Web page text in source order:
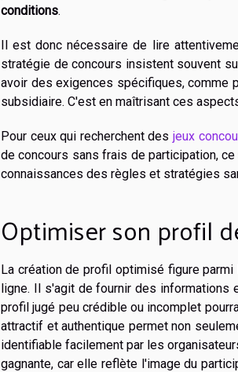
conditions.
Il est donc nécessaire de lire
stratégie de concours insistent souvent
avoir des exigences spécifiques, comme
subsidiaire. C'est en maîtrisant ces
Pour ceux qui recherchent des jeux
de concours sans frais de participation,
connaissances des règles et stratégies
Optimiser son profil
La création de profil optimisé figure
ligne. Il s'agit de fournir des informations
profil jugé peu crédible ou incomplet
attractif et authentique permet non
identifiable facilement par les
gagnante, car elle reflète l'image du